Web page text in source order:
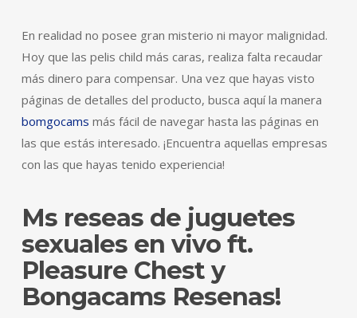
En realidad no posee gran misterio ni mayor malignidad.
Hoy que las pelis child más caras, realiza falta recaudar
más dinero para compensar. Una vez que hayas visto
páginas de detalles del producto, busca aquí la manera
bomgocams más fácil de navegar hasta las páginas en
las que estás interesado. ¡Encuentra aquellas empresas
con las que hayas tenido experiencia!
Ms reseas de juguetes
sexuales en vivo ft.
Pleasure Chest y
Bongacams Resenas!